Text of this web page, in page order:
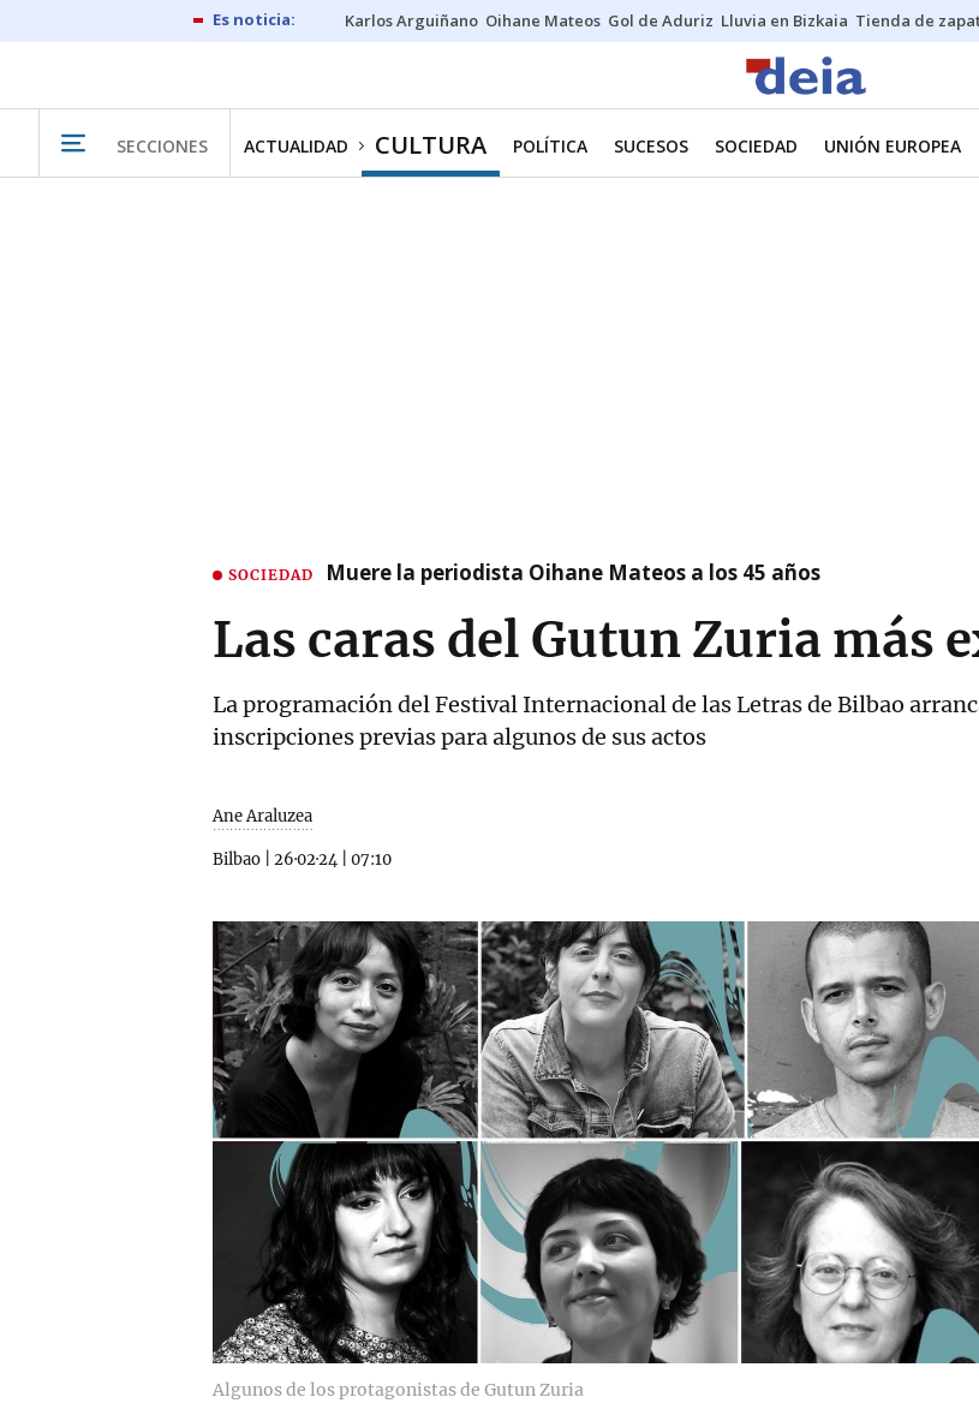
Karlos Arguiñano Oihane Mateos Gol de Aduriz Lluvia en Bizkaia Tienda de
SECCIONES ACTUALIDAD CULTURA POLÍTICA SUCESOS SOCIEDAD UNIÓN EUROPEA
SOCIEDAD Muere la periodista Oihane Mateos a los 45 años
Las caras del Gutun Zuria más
La programación del Festival Internacional de las Letras de Bilbao
inscripciones previas para algunos de sus actos
Ane Araluzea
Bilbao 26·02·24 07:10
Algunos de los protagonistas de Gutun Zuria